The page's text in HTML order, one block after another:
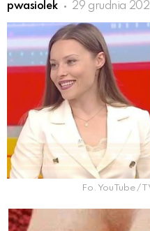
pwasiolek 29 grudnia
Fo. YouTube /